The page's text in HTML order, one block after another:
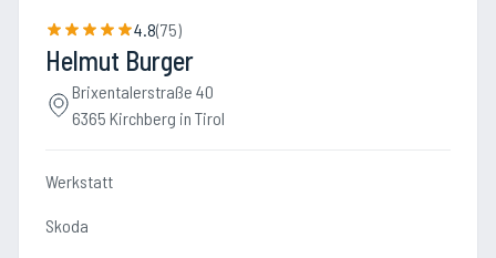
4.8(75)
Helmut Burger
Brixentalerstraße 40
6365 Kirchberg in Tirol
Werkstatt
Skoda